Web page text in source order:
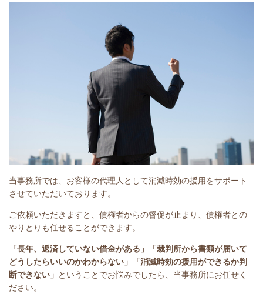
当事務所では、お客様の代理人として消滅時効の援用をサポート
させていただいております。
ご依頼いただきますと、債権者からの督促が止まり、債権者との
やりとりも任せることができます。
「長年、返済していない借金がある」
「裁判所から書類が届いて
どうしたらいいのかわからない」「消滅時効の援用ができるか判
断できない」 ということでお悩みでしたら、当事務所にお任せく
ださい。